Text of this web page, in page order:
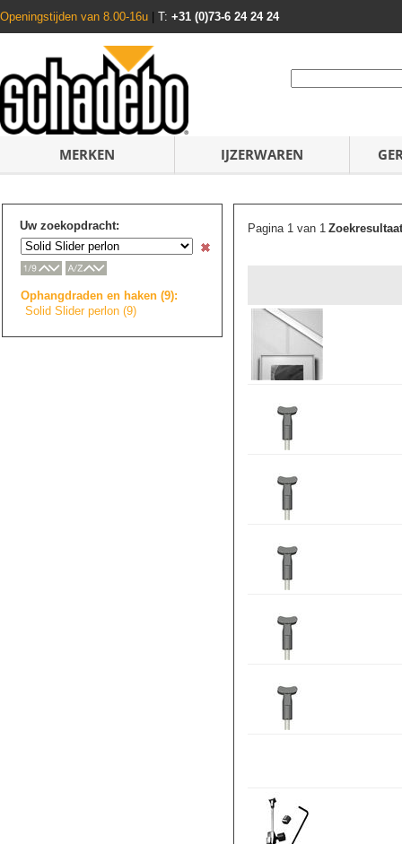
Openingstijden van 8.00-16u T: +31 (0)73-6 24 24 24
MERKEN IJZERWAREN
Uw zoekopdracht:
Ophangdraden en haken (9):
Solid Slider perlon (9)
Pagina 1 van 1Zoekresultaat